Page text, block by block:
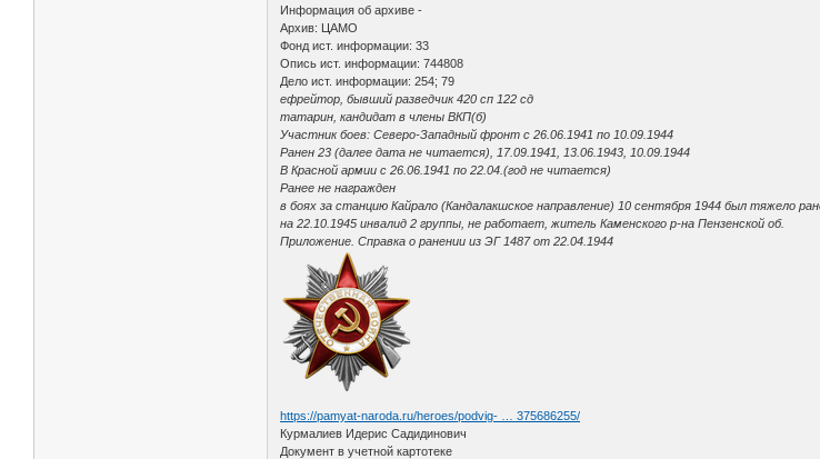
Информация об архиве -
Архив: ЦАМО
Фонд ист. информации: 33
Опись ист. информации: 744808
Дело ист. информации: 254; 79
ефрейтор, бывший разведчик 420 сп 122 сд
татарин, кандидат в члены ВКП(б)
Участник боев: Северо-Западный фронт с 26.06.1941 по 10.09.1944
Ранен 23 (далее дата не читается), 17.09.1941, 13.06.1943, 10.09.1944
В Красной армии с 26.06.1941 по 22.04.(год не читается)
Ранее не награжден
в боях за станцию Кайрало (Кандалакшское направление) 10 сентября 1944 был тяжело
на 22.10.1945 инвалид 2 группы, не работает, житель Каменского р-на Пензенской об.
Приложение. Справка о ранении из ЭГ 1487 от 22.04.1944
https://pamyat-naroda.ru/heroes/podvig- … 375686255/
Курмалиев Идерис Садидинович
Документ в учетной картотеке